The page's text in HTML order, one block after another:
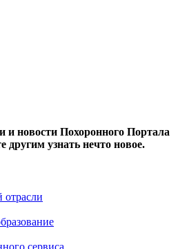
и новости Похоронного Портала
другим узнать нечто новое.
отрасли
сервиса